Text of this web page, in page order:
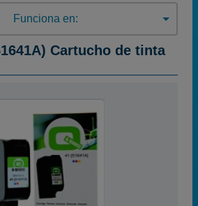
Funciona en:
Cartucho de tinta